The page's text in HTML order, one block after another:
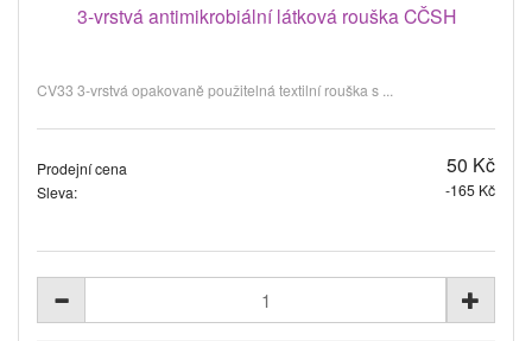
3-vrstvá antimikrobiální látková rouška CČSH
CV33 3-vrstvá opakovaně použitelná textilní rouška s ...
Prodejní cena 50 Kč
Sleva: -165 Kč